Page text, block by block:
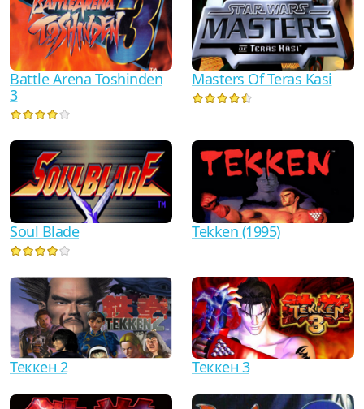
Battle Arena Toshinden
3
Masters Of Teras Kasi
Soul Blade Tekken (1995)
Теккен 2 Теккен 3